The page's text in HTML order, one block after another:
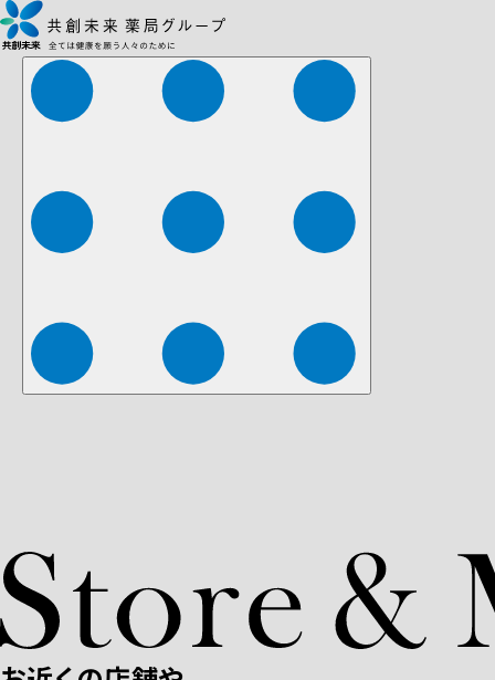
株式会社ファーマみらい 株式会社ストレチア